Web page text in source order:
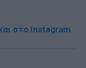
στο Instagram